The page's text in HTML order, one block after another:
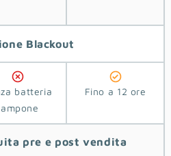
Blackout
batteria
Fino a 12 ore
pre e post vendita